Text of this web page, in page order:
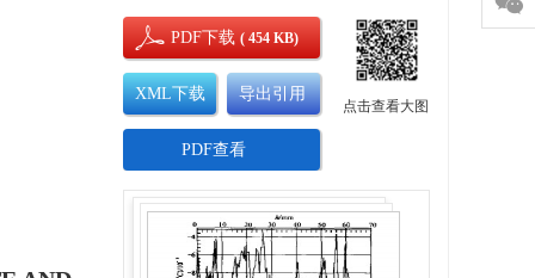
PDF下载( 454 KB)
XML下载 导出引用
PDF查看
点击查看大图